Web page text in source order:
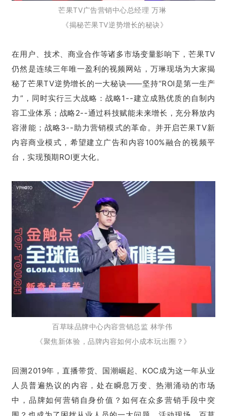
芒果TV广告营销中心总经理 万琳
《揭秘芒果TV逆势增长的秘诀》
在用户、技术、商业合作等诸多市场变量影响下，芒果TV
仍然是连续三年唯一盈利的视频网站，万琳现场为大家揭
秘了芒果TV逆势增长的一大秘诀——坚持“ROI是第一生产
力”，同时实行三大战略：战略1--建立成熟优质的自制内
容工业体系；战略2--通过科技赋能未来增长，充分释放内
容潜能；战略3--助力营销模式的革命。并开启芒果TV新
内容商业模式，希望建立广告和内容100%融合的视频平
台，实现预期ROI更大化。
百草味品牌中心内容营销总监 林学伟
《聚焦新体验，品牌内容如何小成本玩出圈？ 》
回溯2019年，直播带货、国潮崛起、KOC成为这一年从业
人员普遍热议的内容，处在瞬息万变、热潮涌动的市场
中，品牌如何营销自身价值？如何在众多营销手段中突